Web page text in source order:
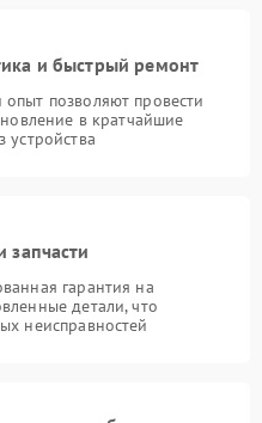
и быстрый ремонт
позволяют провести
в кратчайшие
запчасти
гарантия на
детали, что
неисправностей